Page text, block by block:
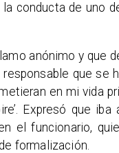
conducta de uno
anónimo y que
que se
en mi vida
Expresó que
el funcionario,
formalización.